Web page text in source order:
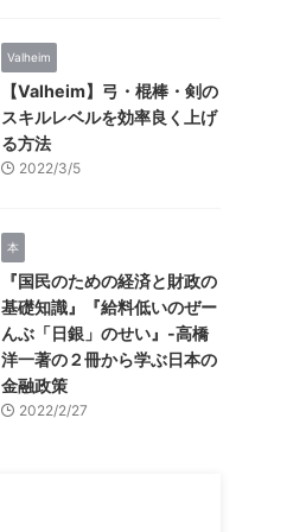
Valheim
【Valheim】弓・棍棒・剣の
スキルレベルを効率良く上げ
る方法
2022/3/5
本
『国民のための経済と財政の
基礎知識』『給料低いのぜー
んぶ「日銀」のせい』-高橋
洋一著の２冊から学ぶ日本の
金融政策
2022/2/27